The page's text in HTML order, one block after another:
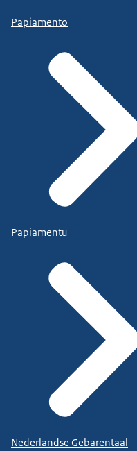
Papiamento
Papiamentu
Nederlandse Gebarentaal